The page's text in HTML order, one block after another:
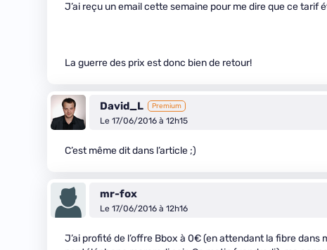
J’ai reçu un email cette semaine pour me dire que ce
La guerre des prix est donc bien de retour!
David_L Premium
Le 17/06/2016 à 12h15
C’est même dit dans l’article ;)
mr-fox
Le 17/06/2016 à 12h16
J’ai profité de l’offre Bbox à 0€ (en attendant la fibre dans